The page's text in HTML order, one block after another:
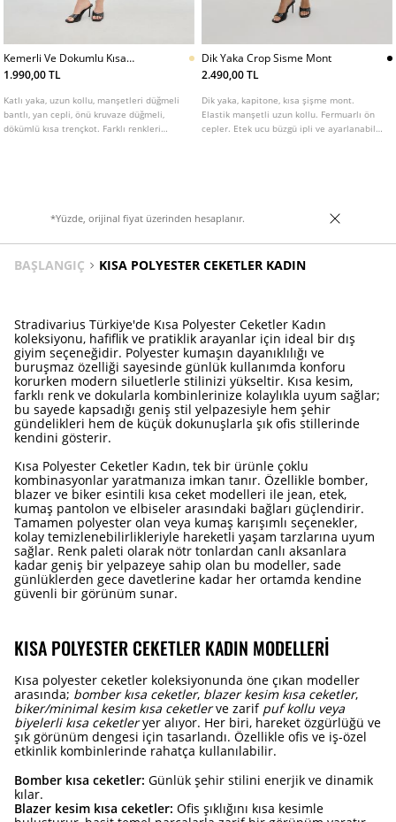
Kemerli Ve Dokumlu Kısa
Trenckot
1.990,00 TL
Katlı yaka, uzun kollu, manşetleri düğmeli
bantlı, yan cepli, önü kruvaze düğmeli,
dökümlü kısa trençkot. Farklı renkleri
Dik Yaka Crop Sisme Mont
2.490,00 TL
Dik yaka, kapitone, kısa şişme mont.
Elastik manşetli uzun kollu. Fermuarlı ön
cepler. Etek ucu büzgü ipli ve ayarlanabilir.
*Yüzde, orijinal fiyat üzerinden hesaplanır.
BAŞLANGIÇ KISA POLYESTER CEKETLER KADIN
Stradivarius Türkiye'de Kısa Polyester Ceketler Kadın
koleksiyonu, hafiflik ve pratiklik arayanlar için ideal bir dış
giyim seçeneğidir. Polyester kumaşın dayanıklılığı ve
buruşmaz özelliği sayesinde günlük kullanımda konforu
korurken modern siluetlerle stilinizi yükseltir. Kısa kesim,
farklı renk ve dokularla kombinlerinize kolaylıkla uyum sağlar;
bu sayede kapsadığı geniş stil yelpazesiyle hem şehir
gündelikleri hem de küçük dokunuşlarla şık ofis stillerinde
kendini gösterir.
Kısa Polyester Ceketler Kadın, tek bir ürünle çoklu
kombinasyonlar yaratmanıza imkan tanır. Özellikle bomber,
blazer ve biker esintili kısa ceket modelleri ile jean, etek,
kumaş pantolon ve elbiseler arasındaki bağları güçlendirir.
Tamamen polyester olan veya kumaş karışımlı seçenekler,
kolay temizlenebilirlikleriyle hareketli yaşam tarzlarına uyum
sağlar. Renk paleti olarak nötr tonlardan canlı aksanlara
kadar geniş bir yelpazeye sahip olan bu modeller, sade
günlüklerden gece davetlerine kadar her ortamda kendine
güvenli bir görünüm sunar.
KISA POLYESTER CEKETLER KADIN MODELLERI
Kısa polyester ceketler koleksiyonunda öne çıkan modeller
arasında; bomber kısa ceketler, blazer kesim kısa ceketler,
biker/minimal kesim kısa ceketlerve zarif puf kollu veya
biyelerli kısa ceketleryer alıyor. Her biri, hareket özgürlüğü ve
şık görünüm dengesi için tasarlandı. Özellikle ofis ve iş-özel
etkinlik kombinlerinde rahatça kullanılabilir.
Bomber kısa ceketler: Günlük şehir stilini enerjik ve dinamik
kılar.
Blazer kesim kısa ceketler: Ofis şıklığını kısa kesimle